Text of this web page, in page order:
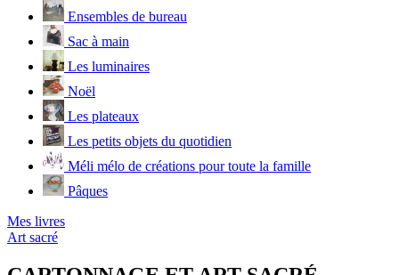
Ensembles de bureau
Sac à main
Les luminaires
Noël
Les plateaux
Les petits objets du quotidien
Méli mélo de créations pour toute la famille
Pâques
Mes livres
Art sacré